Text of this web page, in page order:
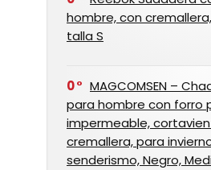
hombre, con
talla S
0
MAGCOMSEN –
para hombre con forro
impermeable,
cremallera, para
senderismo, Negro,